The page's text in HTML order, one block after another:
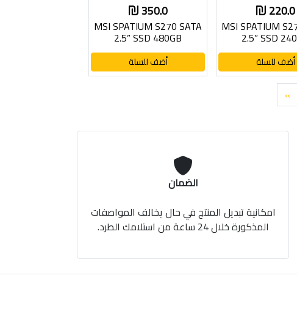
220.0
MSI SPATIUM
2.5” SSD
أضف للسلة
350.0
MSI SPATIUM S270 SATA
2.5” SSD 480GB
أضف للسلة
»
الضمان
امكانية تبديل المنتج في حال يخالف المواصفات
المذكورة خلال 24 ساعة من استلامك الطرد.